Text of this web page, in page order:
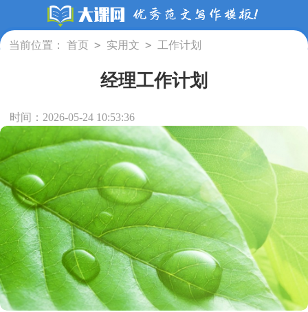
当前位置： 首页 > 实用文 > 工作计划
经理工作计划
时间：2026-05-24 10:53:36